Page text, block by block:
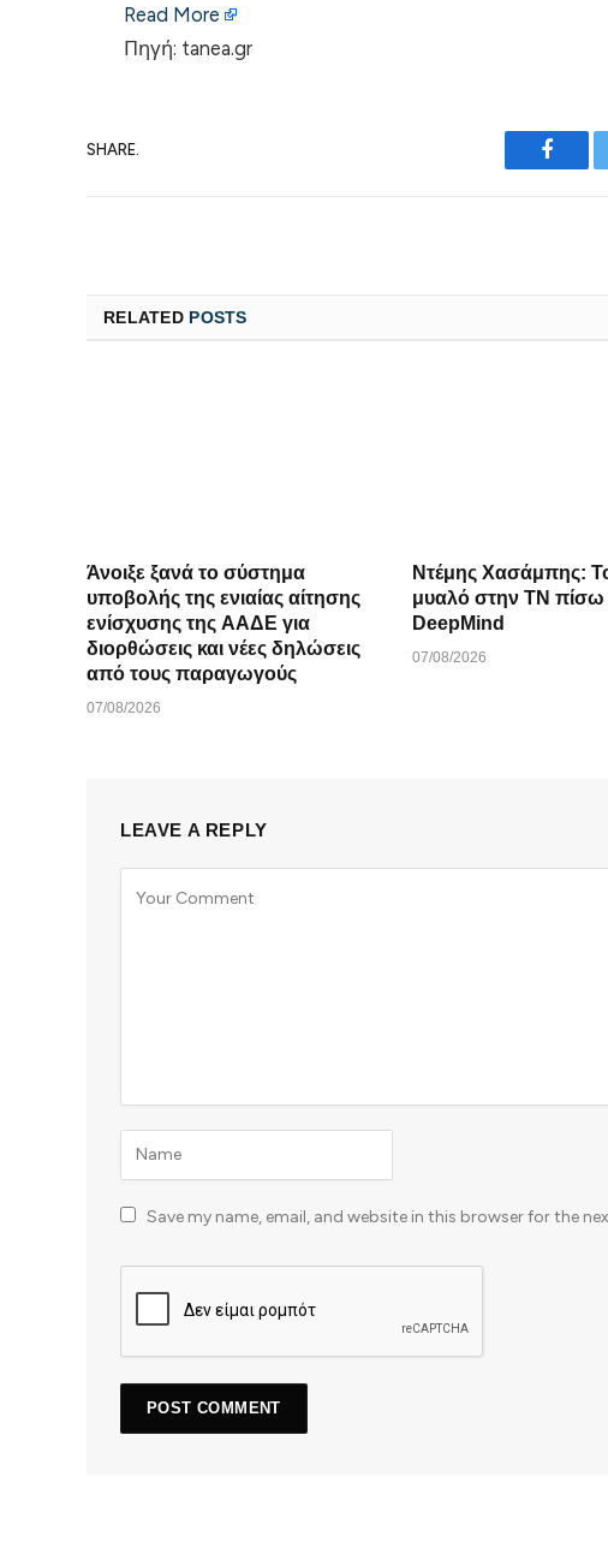
Read More
Πηγή: tanea.gr
SHARE.
RELATED POSTS
Άνοιξε ξανά το σύστημα
υποβολής της ενιαίας αίτησης
ενίσχυσης της ΑΑΔΕ για
διορθώσεις και νέες δηλώσεις
από τους παραγωγούς
07/08/2026
Ντέμης Χασάμπης:
μυαλό στην ΤΝ πίσω από την
DeepMind
07/08/2026
LEAVE A REPLY
Save my name, email, and website in this browser for the